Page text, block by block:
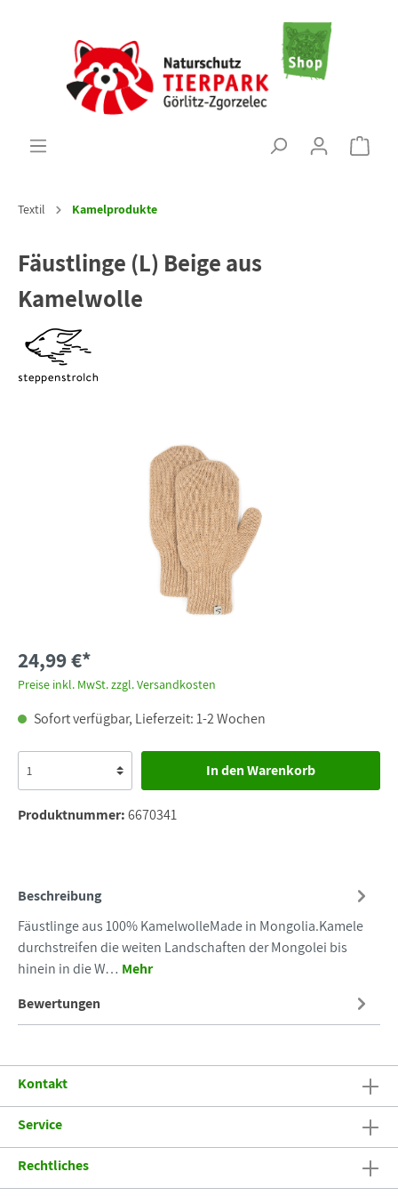
Textil Kamelprodukte
Fäustlinge (L) Beige aus
Kamelwolle
24,99 €*
Preise inkl. MwSt. zzgl. Versandkosten
Sofort verfügbar, Lieferzeit: 1-2 Wochen
In den Warenkorb
Produktnummer:6670341
Beschreibung
Fäustlinge aus 100% KamelwolleMade in Mongolia.Kamele
durchstreifen die weiten Landschaften der Mongolei bis
hinein in die W… Mehr
Bewertungen
Kontakt
Service
Rechtliches